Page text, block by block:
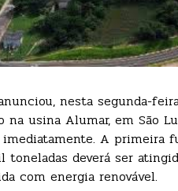
nesta segunda-
usina Alumar, em São
imediatamente. A
toneladas deverá ser
com energia renovável.